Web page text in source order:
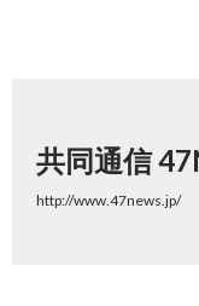
共同通信
http://www.47news.jp/